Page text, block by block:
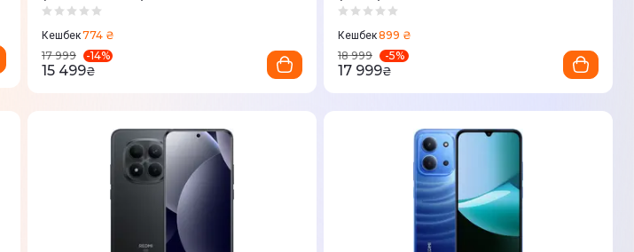
Кешбек774 ₴
17 999
-14%
15 499₴
Кешбек899 ₴
18 999
-5%
17 999₴